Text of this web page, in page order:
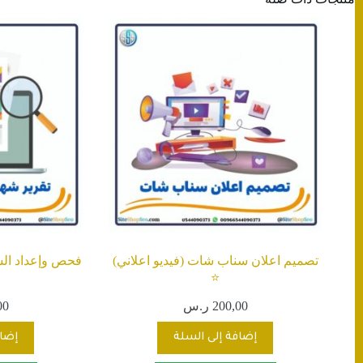
تصميم اعلان سناب شات (فيديو اعلاني)
⭐️
200,00 ر.س
إضافة إلى السلة